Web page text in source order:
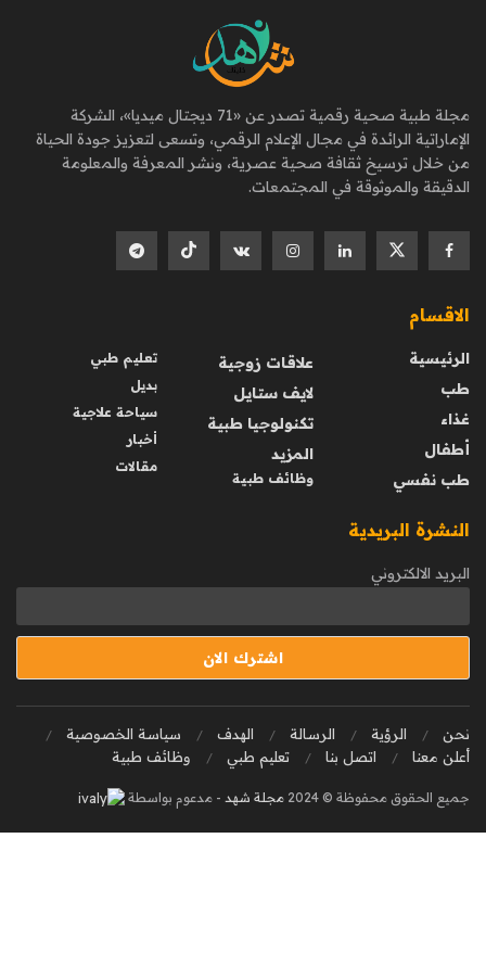
مجلة طبية صحية رقمية تصدر عن «71 ديجتال ميديا»، الشركة
الإماراتية الرائدة في مجال الإعلام الرقمي، وتسعى لتعزيز جودة الحياة
من خلال ترسيخ ثقافة صحية عصرية، ونشر المعرفة والمعلومة
الدقيقة والموثوقة في المجتمعات.
الاقسام
الرئيسية
طب
غذاء
أطفال
طب نفسي
علاقات زوجية
لايف ستايل
تكنولوجيا طبية
المزيد
وظائف طبية
تعليم طبي
بديل
سياحة علاجية
أخبار
مقالات
النشرة البريدية
البريد الالكتروني
نحن الرؤية الرسالة الهدف
سياسة الخصوصية
أعلن معنا
اتصل بنا تعليم طبي وظائف طبية
جميع الحقوق محفوظة © 2024 مجلة شهد - مدعوم بواسطة